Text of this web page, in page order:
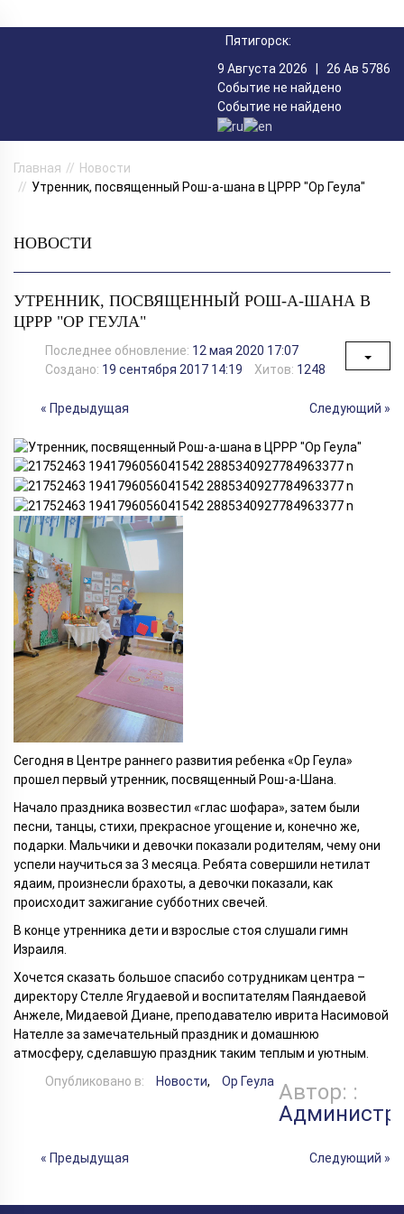
Пятигорск:
9 Августа 2026 | 26 Ав 5786
Событие не найдено
Событие не найдено
Главная
Новости
Утренник, посвященный Рош-а-шана в ЦРРР "Ор Геула"
НОВОСТИ
УТРЕННИК, ПОСВЯЩЕННЫЙ РОШ-А-ШАНА В
ЦРРР "ОР ГЕУЛА"
Последнее обновление: 12 мая 2020 17:07
Создано: 19 сентября 2017 14:19 Хитов: 1248
« Предыдущая Следующий »
Сегодня в Центре раннего развития ребенка «Ор Геула»
прошел первый утренник, посвященный Рош-а-Шана.
Начало праздника возвестил «глас шофара», затем были
песни, танцы, стихи, прекрасное угощение и, конечно же,
подарки. Мальчики и девочки показали родителям, чему они
успели научиться за 3 месяца. Ребята совершили нетилат
ядаим, произнесли брахоты, а девочки показали, как
происходит зажигание субботних свечей.
В конце утренника дети и взрослые стоя слушали гимн
Израиля.
Хочется сказать большое спасибо сотрудникам центра –
директору Стелле Ягудаевой и воспитателям Паяндаевой
Анжеле, Мидаевой Диане, преподавателю иврита Насимовой
Нателле за замечательный праздник и домашнюю
атмосферу, сделавшую праздник таким теплым и уютным.
Опубликовано в:
Новости, Ор Геула Автор: :
« Предыдущая Следующий »